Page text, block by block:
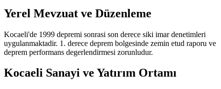
Yerel Mevzuat ve Düzenleme
Kocaeli'de 1999 depremi sonrasi son derece siki imar denetimleri
uygulanmaktadir. 1. derece deprem bolgesinde zemin etud raporu ve
deprem performans degerlendirmesi zorunludur.
Kocaeli Sanayi ve Yatırım Ortamı